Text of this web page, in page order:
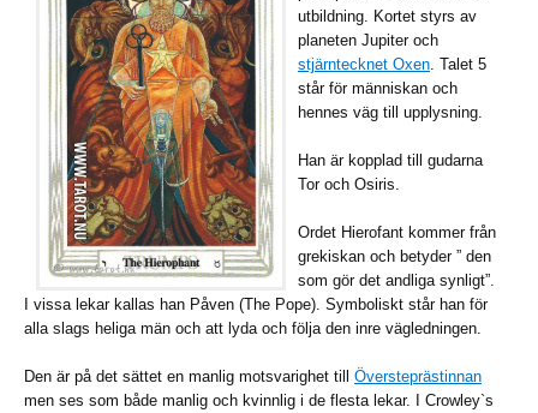
utbildning. Kortet styrs av
planeten Jupiter och
stjärntecknet Oxen . Talet 5
står för människan och
hennes väg till upplysning.
Han är kopplad till gudarna
Tor och Osiris.
Ordet Hierofant kommer från
grekiskan och betyder ” den
som gör det andliga synligt”.
I vissa lekar kallas han Påven (The Pope). Symboliskt står han för
alla slags heliga män och att lyda och följa den inre vägledningen.
Den är på det sättet en manlig motsvarighet till Översteprästinnan
men ses som både manlig och kvinnlig i de flesta lekar. I Crowley`s